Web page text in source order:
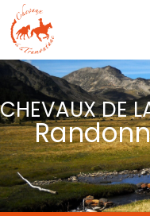
CHEVAUX DE